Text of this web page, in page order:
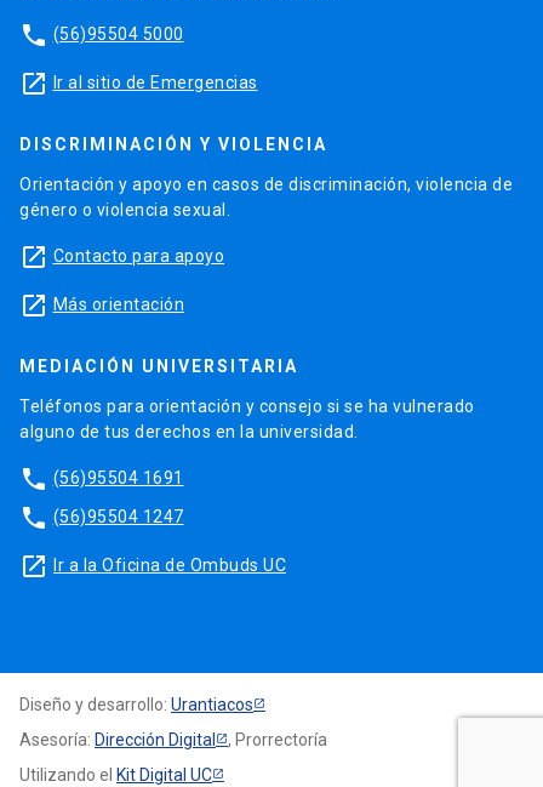
phone (56)95504 5000
launch Ir al sitio de Emergencias
DISCRIMINACIÓN Y VIOLENCIA
Orientación y apoyo en casos de discriminación, violencia de
género o violencia sexual.
launch Contacto para apoyo
launch Más orientación
MEDIACIÓN UNIVERSITARIA
Teléfonos para orientación y consejo si se ha vulnerado
alguno de tus derechos en la universidad.
phone (56)95504 1691
phone (56)95504 1247
launch Ir a la Oficina de Ombuds UC
Diseño y desarrollo: Urantiacos
Asesoría: Dirección Digital
, Prorrectoría
Utilizando el Kit Digital UC